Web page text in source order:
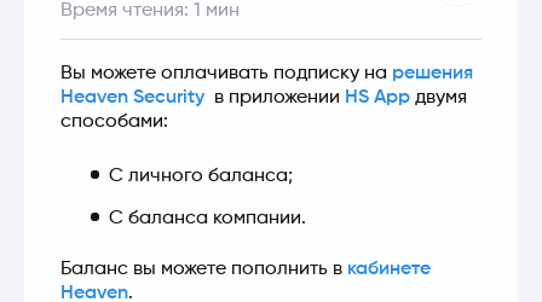
Время чтения: 1 мин
Вы можете оплачивать подписку на решения
Heaven Security
  в приложении
HS App двумя
способами:
С личного баланса;
С баланса компании.
Баланс вы можете пополнить в кабинете
Heaven.